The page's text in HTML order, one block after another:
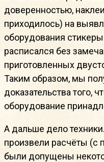
доверенностью,
приходилось) на
оборудования
расписался без
приготовленных
Таким образом, мы
доказательства того,
оборудование
А дальше дело
произвели расчёты (с
были допущены